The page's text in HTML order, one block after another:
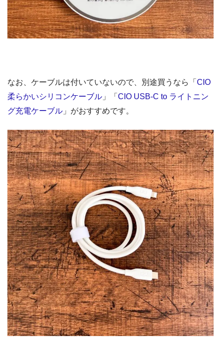
なお、ケーブルは付いていないので、別途買うなら「 CIO
柔らかいシリコンケーブル 」「 CIO USB-C to ライトニン
グ充電ケーブル 」がおすすめです。